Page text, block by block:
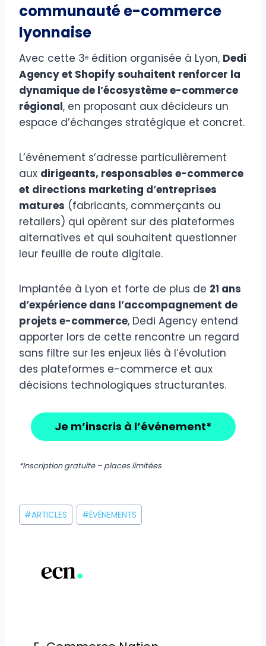
communauté e-commerce
lyonnaise
Avec cette 3ᵉ édition organisée à Lyon, Dedi
Agency et Shopify souhaitent renforcer la
dynamique de l’écosystème e-commerce
régional, en proposant aux décideurs un
espace d’échanges stratégique et concret.
L’événement s’adresse particulièrement
aux dirigeants, responsables e-commerce
et directions marketing d’entreprises
matures (fabricants, commerçants ou
retailers) qui opèrent sur des plateformes
alternatives et qui souhaitent questionner
leur feuille de route digitale.
Implantée à Lyon et forte de plus de 21 ans
d’expérience dans l’accompagnement de
projets e-commerce, Dedi Agency entend
apporter lors de cette rencontre un regard
sans filtre sur les enjeux liés à l’évolution
des plateformes e-commerce et aux
décisions technologiques structurantes.
Je m’inscris à l’événement*
*Inscription gratuite – places limitées
Étiquettes
de
#ARTICLES #ÉVÉNEMENTS